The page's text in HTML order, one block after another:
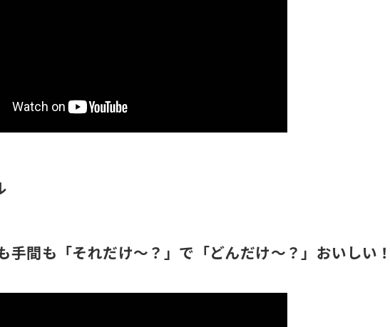
間も「それだけ〜？」で「どんだけ〜？」おいしい